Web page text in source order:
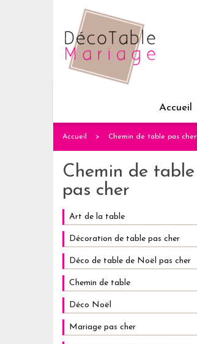
Accueil
Accueil Chemin de table pas cher
Chemin de table
pas cher
Art de la table
Décoration de table pas cher
Déco de table de Noël pas cher
Chemin de table
Déco Noël
Mariage pas cher